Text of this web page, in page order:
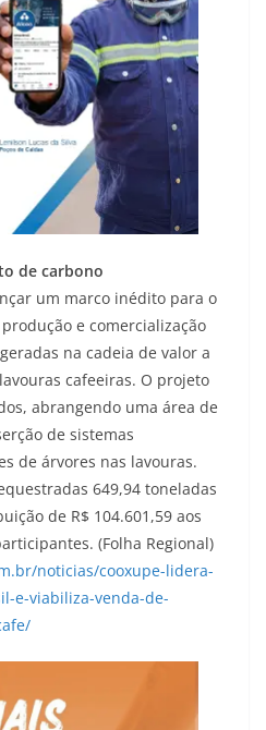
de carbono
um marco inédito para o
e comercialização
na cadeia de valor a
cafeeiras. O projeto
abrangendo uma área de
de sistemas
de árvores nas lavouras.
649,94 toneladas
de R$ 104.601,59 aos
(Folha Regional)
noticias/cooxupe-lidera-
e-viabiliza-venda-de-